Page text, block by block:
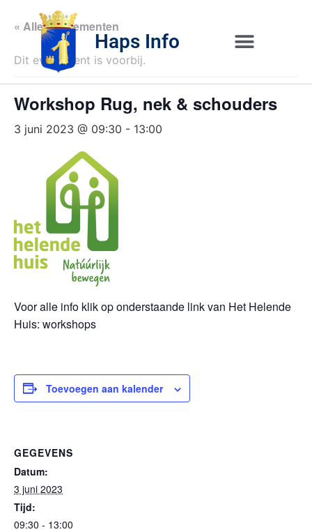
Haps Info
« Alle Evenementen
Dit evenement is voorbij.
Workshop Rug, nek & schouders
3 juni 2023 @ 09:30 - 13:00
Voor alle info klik op onderstaande link van Het Helende
Huis: workshops
Toevoegen aan kalender
GEGEVENS
Datum:
3 juni 2023
Tijd:
09:30 - 13:00